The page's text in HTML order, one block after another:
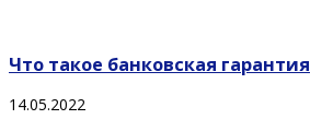
Что такое банковская гарантия
14.05.2022